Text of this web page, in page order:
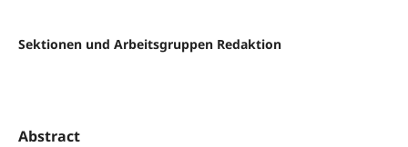
Sektionen und Arbeitsgruppen Redaktion
Abstract